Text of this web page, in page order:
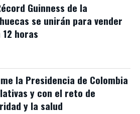
Guinness de la
se unirán para vender
horas
la Presidencia de Colombia
y con el reto de
y la salud